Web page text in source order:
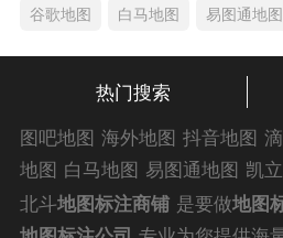
谷歌地图
白马地图 易图通地图
热门搜索
图吧地图 海外地图 抖音地图
地图 白马地图 易图通地图 凯
地图 车载地图 导航地图 手机
北斗地图标注商铺 是要做地图